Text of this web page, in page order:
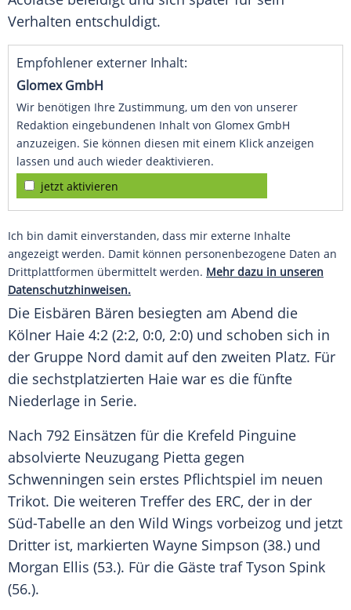
Verhalten entschuldigt.
Empfohlener externer Inhalt:
Glomex GmbH
Wir benötigen Ihre Zustimmung, um den von unserer
Redaktion eingebundenen Inhalt von Glomex GmbH
anzuzeigen. Sie können diesen mit einem Klick anzeigen
lassen und auch wieder deaktivieren.
jetzt aktivieren
Ich bin damit einverstanden, dass mir externe Inhalte
angezeigt werden. Damit können personenbezogene Daten an
Drittplattformen übermittelt werden. Mehr dazu in unseren
Datenschutzhinweisen.
Die Eisbären Bären besiegten am Abend die
Kölner Haie 4:2 (2:2, 0:0, 2:0) und schoben sich in
der Gruppe Nord damit auf den zweiten Platz. Für
die sechstplatzierten Haie war es die fünfte
Niederlage in Serie.
Nach 792 Einsätzen für die Krefeld Pinguine
absolvierte Neuzugang Pietta gegen
Schwenningen sein erstes Pflichtspiel im neuen
Trikot. Die weiteren Treffer des ERC, der in der
Süd-Tabelle an den Wild Wings vorbeizog und jetzt
Dritter ist, markierten Wayne Simpson (38.) und
Morgan Ellis (53.). Für die Gäste traf Tyson Spink
(56.).